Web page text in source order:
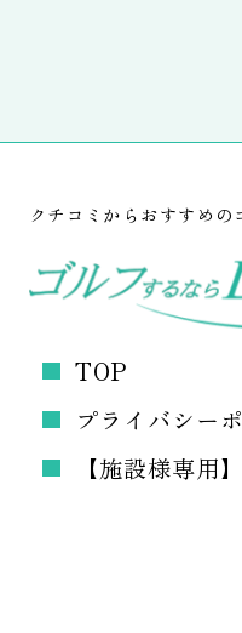
クチコミからおすすめ
TOP
プライバシー
【施設様専用